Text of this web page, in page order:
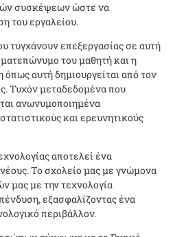
συσκέψεων ώστε να
του εργαλείου.
τυγχάνουν επεξεργασίας σε αυτή
του μαθητή και η
αυτή δημιουργείται από τον
Τυχόν μεταδεδομένα που
ανωνυμοποιημένα
και ερευνητικούς
αποτελεί ένα
Το σχολείο μας με γνώμονα
μας με την τεχνολογία
εξασφαλίζοντας ένα
περιβάλλον.